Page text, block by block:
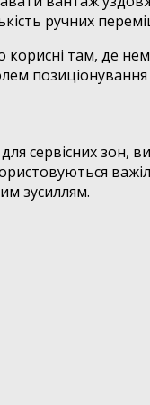
ручних
там, де
сервісних зон,
зусиллям.